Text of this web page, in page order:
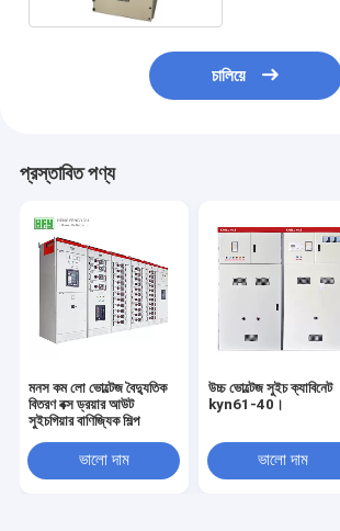
চালিয়ে
প্রস্তাবিত পণ্য
মনস কম লো ভোল্টেজ বৈদ্যুতিক
বিতরণ বক্স ড্রয়ার আউট
সুইচগিয়ার বাণিজ্যিক শিল্প
ভালো দাম
উচ্চ ভোল্টেজ সুইচ ক্যাবিনেট
kyn61-40।
ভালো দাম